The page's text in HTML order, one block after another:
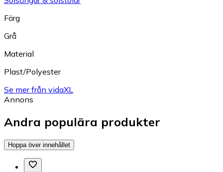
Färg
Grå
Material
Plast/Polyester
Se mer från vidaXL
Annons
Andra populära produkter
Hoppa över innehållet